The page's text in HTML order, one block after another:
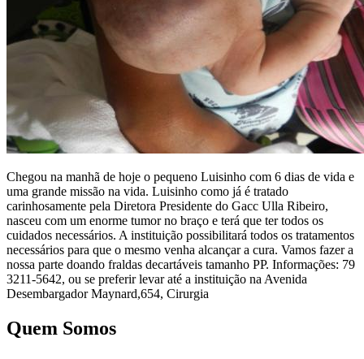
Chegou na manhã de hoje o pequeno Luisinho com 6 dias de vida e
uma grande missão na vida. Luisinho como já é tratado
carinhosamente pela Diretora Presidente do Gacc Ulla Ribeiro,
nasceu com um enorme tumor no braço e terá que ter todos os
cuidados necessários. A instituição possibilitará todos os tratamentos
necessários para que o mesmo venha alcançar a cura. Vamos fazer a
nossa parte doando fraldas decartáveis tamanho PP. Informações: 79
3211-5642, ou se preferir levar até a instituição na Avenida
Desembargador Maynard,654, Cirurgia
Quem Somos